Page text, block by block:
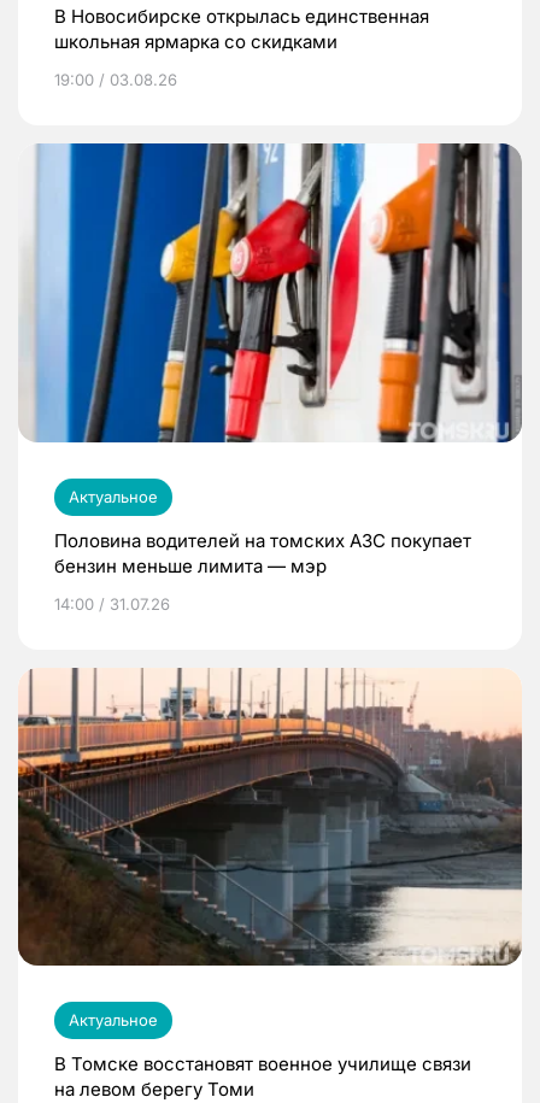
В Новосибирске открылась единственная
школьная ярмарка со скидками
19:00 / 03.08.26
Актуальное
Половина водителей на томских АЗС покупает
бензин меньше лимита — мэр
14:00 / 31.07.26
Актуальное
В Томске восстановят военное училище связи
на левом берегу Томи